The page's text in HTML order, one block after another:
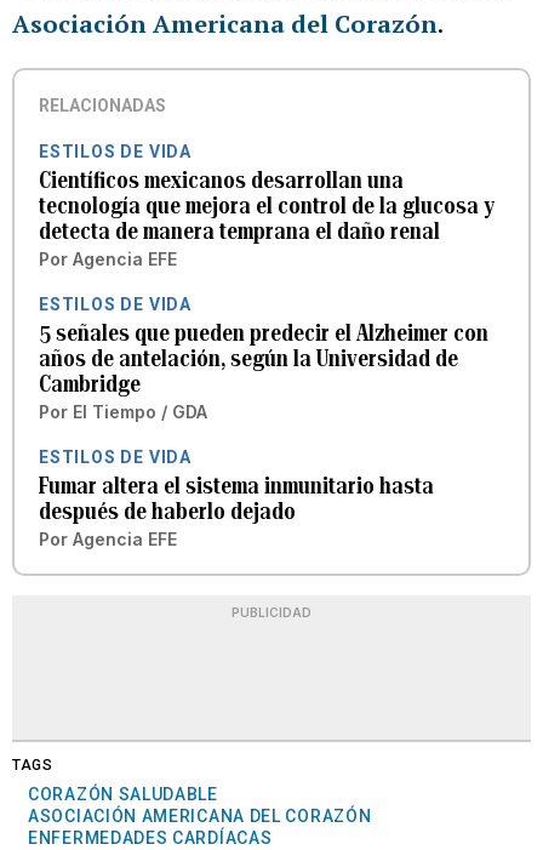
Asociación Americana del Corazón.
RELACIONADAS
ESTILOS DE VIDA
Científicos mexicanos desarrollan una
tecnología que mejora el control de la glucosa y
detecta de manera temprana el daño renal
Por Agencia EFE
ESTILOS DE VIDA
5 señales que pueden predecir el Alzheimer con
años de antelación, según la Universidad de
Cambridge
Por El Tiempo / GDA
ESTILOS DE VIDA
Fumar altera el sistema inmunitario hasta
después de haberlo dejado
Por Agencia EFE
PUBLICIDAD
TAGS
CORAZÓN SALUDABLE
ASOCIACIÓN AMERICANA DEL CORAZÓN
ENFERMEDADES CARDÍACAS